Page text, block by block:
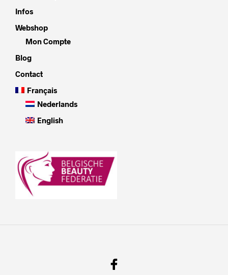
Infos
Webshop
Mon Compte
Blog
Contact
Français
Nederlands
English